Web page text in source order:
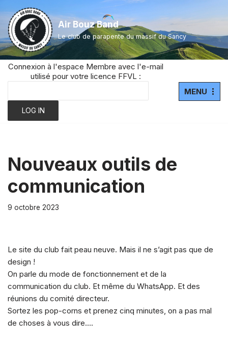
Aller
au
contenu
Air Bouz Band
Le club de parapente du massif du Sancy
Connexion à l'espace Membre avec l'e-mail
utilisé pour votre licence FFVL :
MENU
Nouveaux outils de
communication
9 octobre 2023
Le site du club fait peau neuve. Mais il ne s’agit pas que de
design !
On parle du mode de fonctionnement et de la
communication du club. Et même du WhatsApp. Et des
réunions du comité directeur.
Sortez les pop-corns et prenez cinq minutes, on a pas mal
de choses à vous dire….